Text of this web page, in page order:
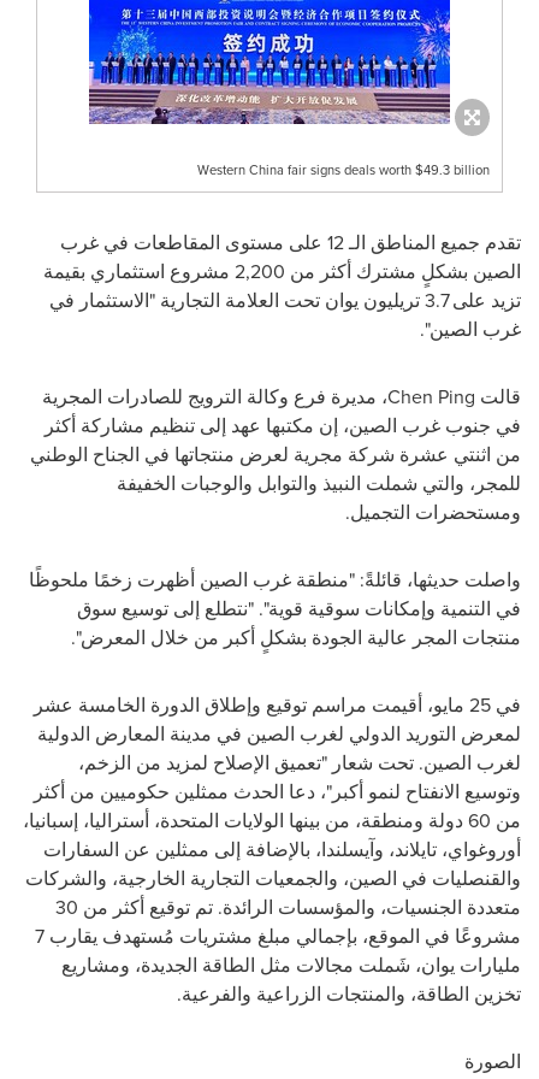
Western China fair signs deals worth $49.3 billion
تقدم جميع المناطق الـ 12 على مستوى المقاطعات في غرب
الصين بشكلٍ مشترك أكثر من 2,200 مشروع استثماري بقيمة
تزيد على 3.7 تريليون يوان تحت العلامة التجارية "الاستثمار في
غرب الصين".
قالت Chen Ping، مديرة فرع وكالة الترويج للصادرات المجرية
في جنوب غرب الصين، إن مكتبها عهد إلى تنظيم مشاركة أكثر
من اثنتي عشرة شركة مجرية لعرض منتجاتها في الجناح الوطني
للمجر، والتي شملت النبيذ والتوابل والوجبات الخفيفة
ومستحضرات التجميل.
واصلت حديثها، قائلةً: "منطقة غرب الصين أظهرت زخمًا ملحوظًا
في التنمية وإمكانات سوقية قوية". "نتطلع إلى توسيع سوق
منتجات المجر عالية الجودة بشكلٍ أكبر من خلال المعرض".
في 25 مايو، أقيمت مراسم توقيع وإطلاق الدورة الخامسة عشر
لمعرض التوريد الدولي لغرب الصين في مدينة المعارض الدولية
لغرب الصين. تحت شعار "تعميق الإصلاح لمزيد من الزخم،
وتوسيع الانفتاح لنمو أكبر"، دعا الحدث ممثلين حكوميين من أكثر
من 60 دولة ومنطقة، من بينها الولايات المتحدة، أستراليا، إسبانيا،
أوروغواي، تايلاند، وآيسلندا، بالإضافة إلى ممثلين عن السفارات
والقنصليات في الصين، والجمعيات التجارية الخارجية، والشركات
متعددة الجنسيات، والمؤسسات الرائدة. تم توقيع أكثر من 30
مشروعًا في الموقع، بإجمالي مبلغ مشتريات مُستهدف يقارب 7
مليارات يوان، شَملت مجالات مثل الطاقة الجديدة، ومشاريع
تخزين الطاقة، والمنتجات الزراعية والفرعية.
الصورة